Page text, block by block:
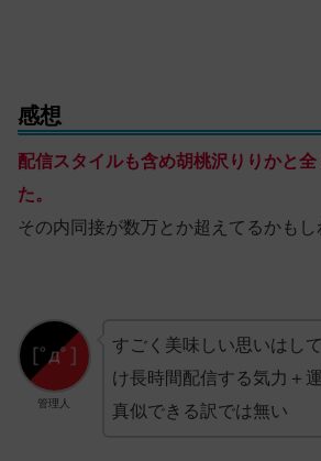
感想
配信スタイルも含め胡桃沢りりかと
た。
その内同接が数万とか超えてるかもし
管理人
すごく美味しい思いはし
け長時間配信する気力＋
真似できる訳では無い